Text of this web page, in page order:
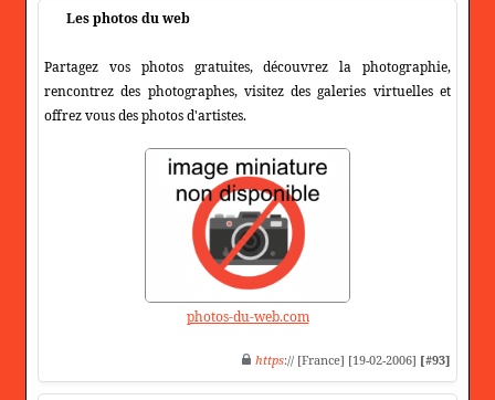
Les photos du web
Partagez vos photos gratuites, découvrez la photographie,
rencontrez des photographes, visitez des galeries virtuelles et
offrez vous des photos d'artistes.
photos-du-web.com
https:// [France] [19-02-2006] [#93]